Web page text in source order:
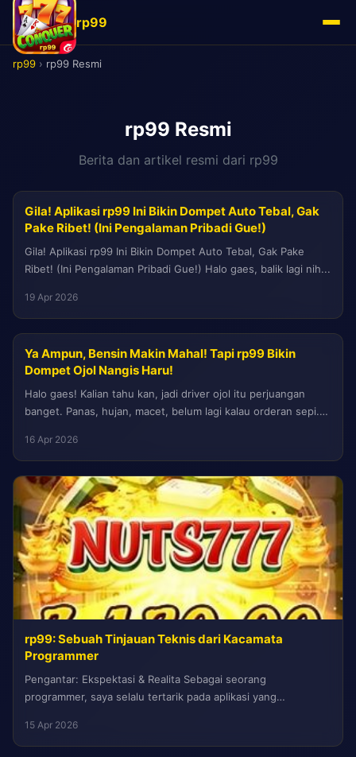
rp99
rp99 › rp99 Resmi
rp99 Resmi
Berita dan artikel resmi dari rp99
Gila! Aplikasi rp99 Ini Bikin Dompet Auto Tebal, Gak
Pake Ribet! (Ini Pengalaman Pribadi Gue!)
Gila! Aplikasi rp99 Ini Bikin Dompet Auto Tebal, Gak Pake
Ribet! (Ini Pengalaman Pribadi Gue!) Halo gaes, balik lagi nih...
19 Apr 2026
Ya Ampun, Bensin Makin Mahal! Tapi rp99 Bikin
Dompet Ojol Nangis Haru!
Halo gaes! Kalian tahu kan, jadi driver ojol itu perjuangan
banget. Panas, hujan, macet, belum lagi kalau orderan sepi.
16 Apr 2026
rp99: Sebuah Tinjauan Teknis dari Kacamata
Programmer
Pengantar: Ekspektasi & Realita Sebagai seorang
programmer, saya selalu tertarik pada aplikasi yang
15 Apr 2026